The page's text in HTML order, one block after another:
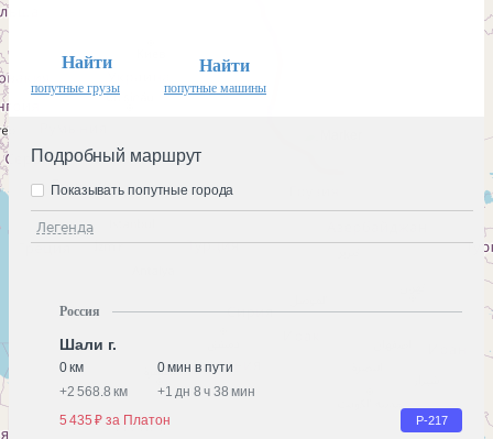
Найти
попутные грузы
Найти
попутные машины
Подробный маршрут
Легенда
Показывать попутные города
Россия
Шали г.
0 км
0 мин в пути
+2 568.8 км +1 дн 8 ч 38 мин
5 435 ₽ за Платон
Р-217